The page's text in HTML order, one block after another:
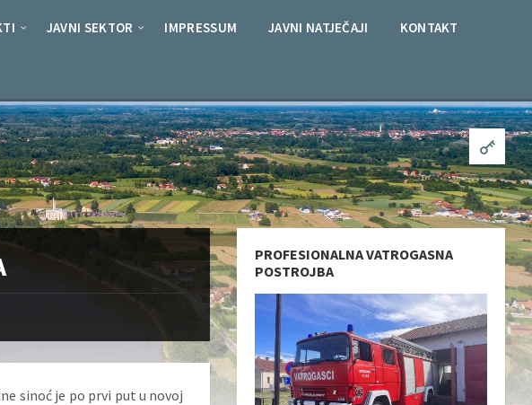
JAVNI SEKTOR IMPRESSUM JAVNI NATJEČAJI KONTAKT
sinoć je po prvi put u novoj
PROFESIONALNA VATROGASNA
POSTROJBA